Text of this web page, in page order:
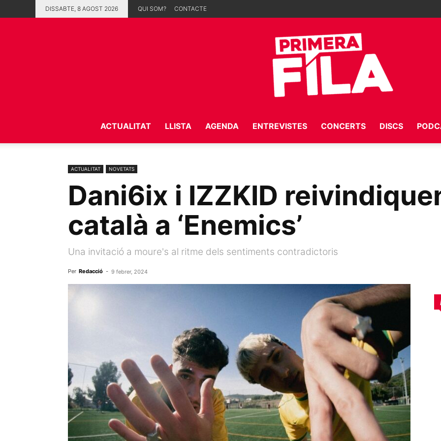
DISSABTE, 8 AGOST 2026 QUI SOM? CONTACTE
Fila
ACTUALITAT LLISTA AGENDA ENTREVISTES CONCERTS DISCS
ACTUALITAT NOVETATS
Dani6ix i IZZKID
català a ‘Enemics’
Una invitació a moure's al ritme dels sentiments contradictoris
Per Redacció - 9 febrer, 2024